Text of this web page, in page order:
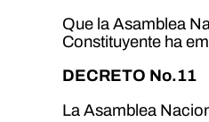
Que la Asamblea
Constituyente ha
DECRETO No.11
La Asamblea